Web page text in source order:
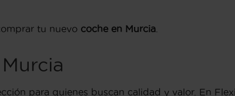
tu nuevo coche en Murcia
para quienes buscan calidad y valor. En